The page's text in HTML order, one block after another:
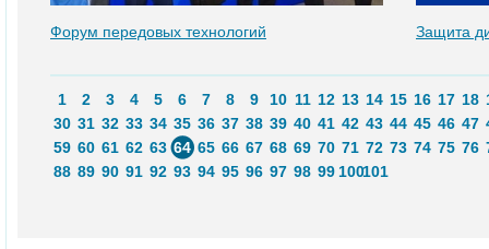
Форум передовых технологий Защита
1 2 3 4 5 6 7 8 9 10 11 12 13 14 15 16 17 18
30 31 32 33 34 35 36 37 38 39 40 41 42 43 44 45 46 47
59 60 61 62 63 64 65 66 67 68 69 70 71 72 73 74 75 76
88 89 90 91 92 93 94 95 96 97 98 99 100101